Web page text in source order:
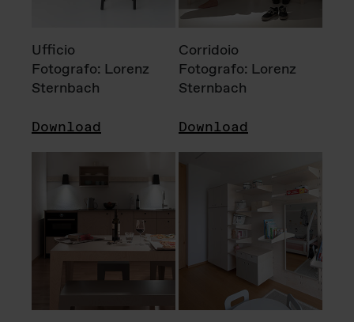
Ufficio
Fotografo: Lorenz
Sternbach
Download
Corridoio
Fotografo: Lorenz
Sternbach
Download